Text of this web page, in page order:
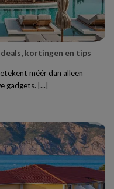
kortingen en tips
méér dan alleen
gadgets. [...]